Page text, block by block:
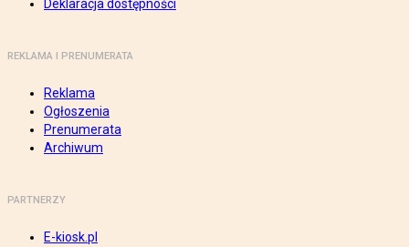
Deklaracja dostępności
REKLAMA I PRENUMERATA
Reklama
Ogłoszenia
Prenumerata
Archiwum
PARTNERZY
E-kiosk.pl